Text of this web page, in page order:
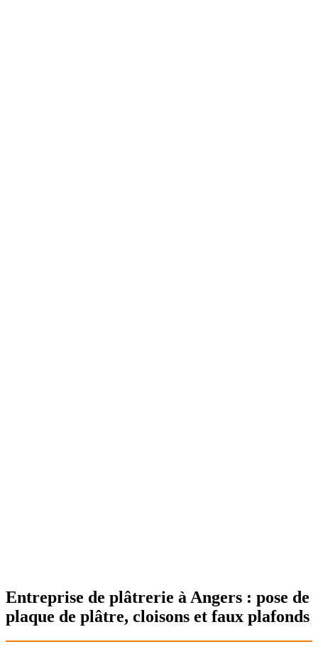
Entreprise de plâtrerie à Angers : pose de
plaque de plâtre, cloisons et faux plafonds